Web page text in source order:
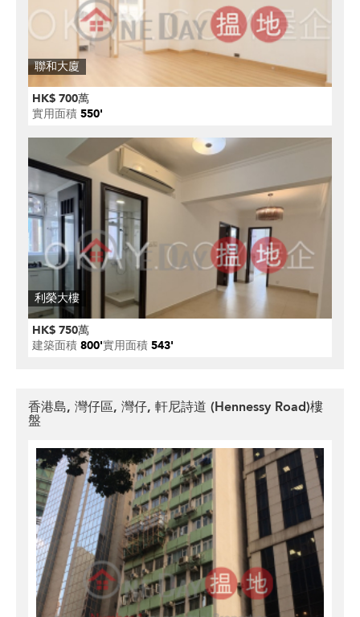
聯和大廈
HK$ 700萬
實用面積 550'
利榮大樓
HK$ 750萬
建築面積 800'實用面積 543'
香港島, 灣仔區, 灣仔, 軒尼詩道 (Hennessy Road)樓
盤